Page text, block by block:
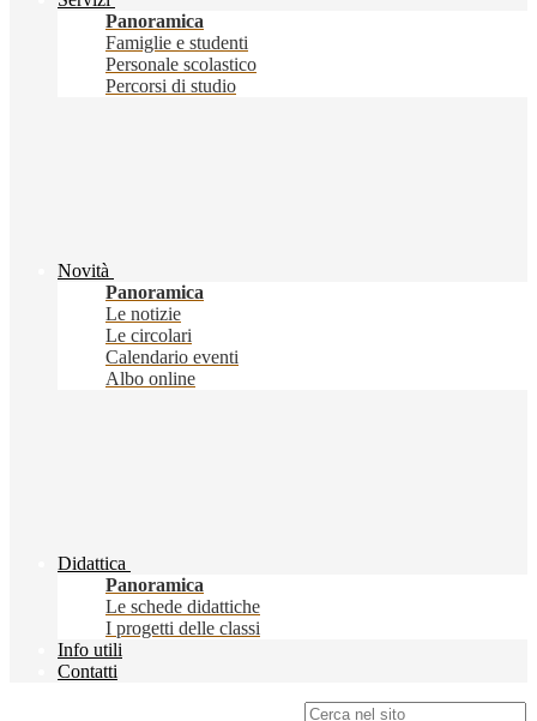
Panoramica
Famiglie e studenti
Personale scolastico
Percorsi di studio
Novità
Panoramica
Le notizie
Le circolari
Calendario eventi
Albo online
Didattica
Panoramica
Le schede didattiche
I progetti delle classi
Info utili
Contatti